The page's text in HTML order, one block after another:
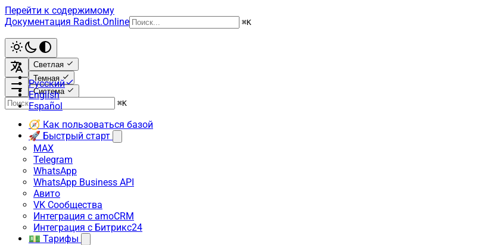
Перейти к содержимому
Документация Radist.Online
⌘K
Светлая
Темная
Система
Русский
English
Español
⌘K
🧭 Как пользоваться базой
🚀 Быстрый старт
MAX
Telegram
WhatsApp
WhatsApp Business API
Авито
VK Сообщества
Интеграция с amoCRM
Интеграция с Битрикс24
💵 Тарифы